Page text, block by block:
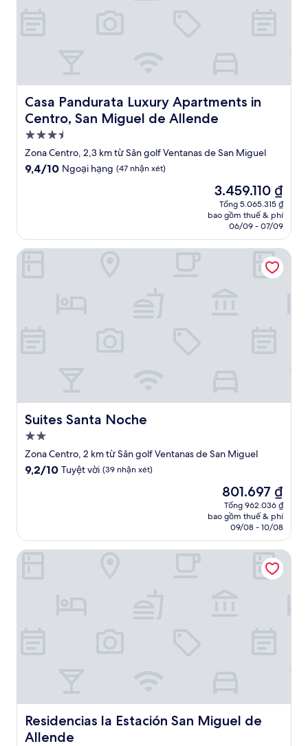
Casa Pandurata Luxury Apartments in
Centro, San Miguel de Allende
Casa Pandurata Luxury Apartments in Centro, San
Nơi
lưu
trú
Zona Centro, 2,3 km từ Sân golf Ventanas de San Miguel
9.4
nhận
xét)
9,4/10 Ngoại hạng (47 nhận xét)
Giá
hiện
tại
3.459.110 ₫
3.459.110 ₫
Tổng 5.065.315 ₫
bao gồm thuế & phí
06/09 - 07/09
Suites Santa Noche
Suites Santa Noche
Nơi
lưu
trú
Zona Centro, 2 km từ Sân golf Ventanas de San Miguel
9.2
nhận
xét)
9,2/10 Tuyệt vời (39 nhận xét)
Giá
hiện
tại
801.697 ₫
801.697 ₫
Tổng 962.036 ₫
bao gồm thuế & phí
09/08 - 10/08
Suites Santa Noche
Residencias la Estación San Miguel de
Allende
Residencias la Estación San Miguel de Allende
Residencias la Estación San Miguel de Allende